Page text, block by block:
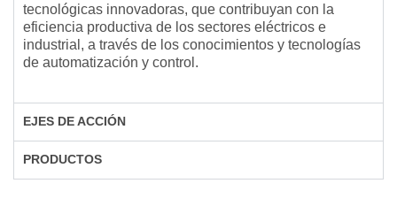
tecnológicas innovadoras, que contribuyan con la
eficiencia productiva de los sectores eléctricos e
industrial, a través de los conocimientos y tecnologías
de automatización y control.
EJES DE ACCIÓN
PRODUCTOS